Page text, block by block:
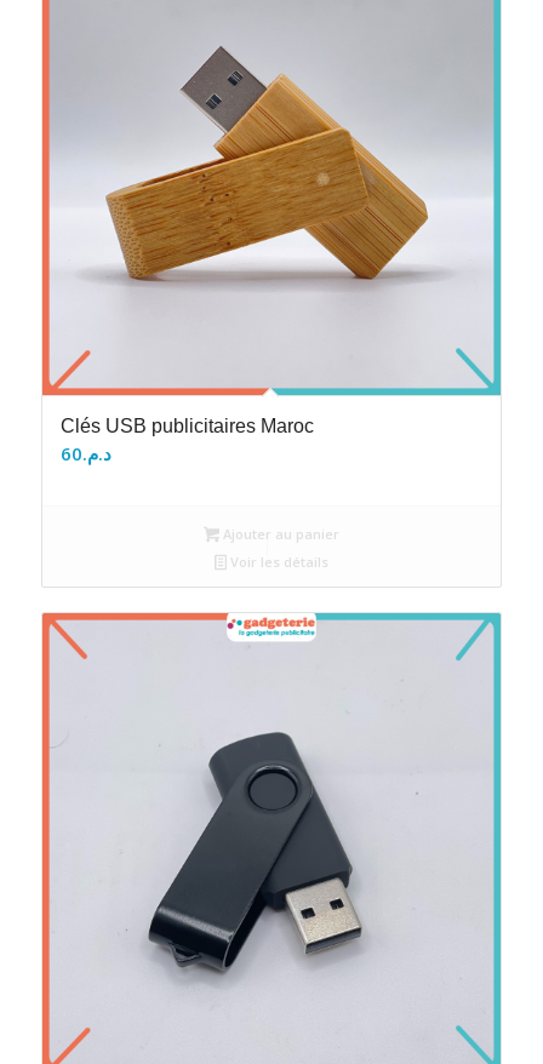
Clés USB publicitaires Maroc
د.م.60
Ajouter au panier
Voir les détails